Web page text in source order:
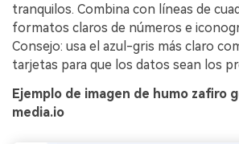
tranquilos. Combina con líneas de
formatos claros de números e
Consejo: usa el azul-gris más claro
tarjetas para que los datos sean los
Ejemplo de imagen de humo zafiro
media.io